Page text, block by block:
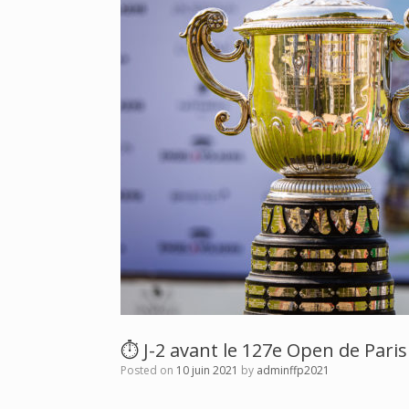
⏱ J-2 avant le 127e Open de
Posted on 10 juin 2021 by adminffp2021